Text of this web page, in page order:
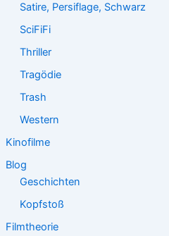
Satire, Persiflage, Schwarz
SciFiFi
Thriller
Tragödie
Trash
Western
Kinofilme
Blog
Geschichten
Kopfstoß
Filmtheorie